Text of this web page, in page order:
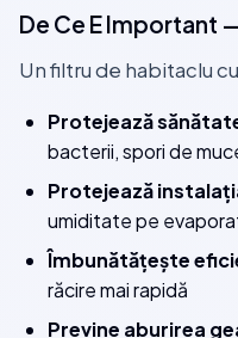
De Ce E Important
Un filtru de habitaclu
Protejează
bacterii, spori de
Protejează
umiditate pe
Îmbunătățește
răcire mai rapidă
Previne aburirea